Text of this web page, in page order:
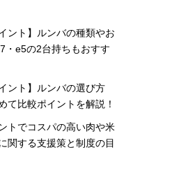
ント】ルンバの種類やお
・e5の2台持ちもおすす
ント】ルンバの選び方
て比較ポイントを解説！
トでコスパの高い肉や米
関する支援策と制度の目